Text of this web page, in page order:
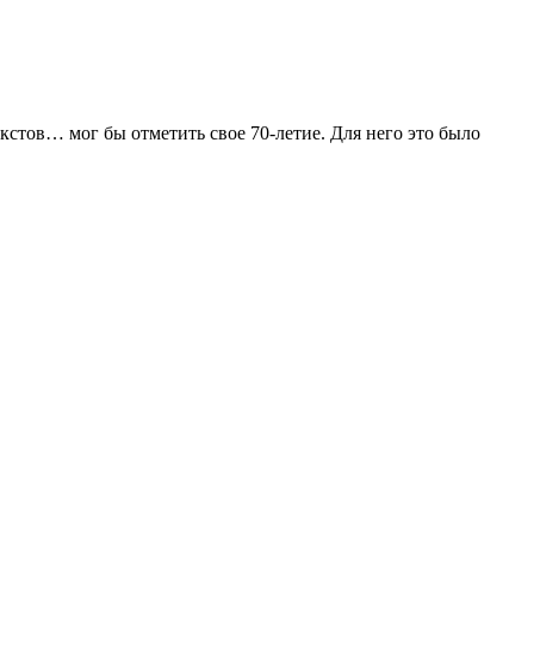
мог бы отметить свое 70-летие. Для него это было